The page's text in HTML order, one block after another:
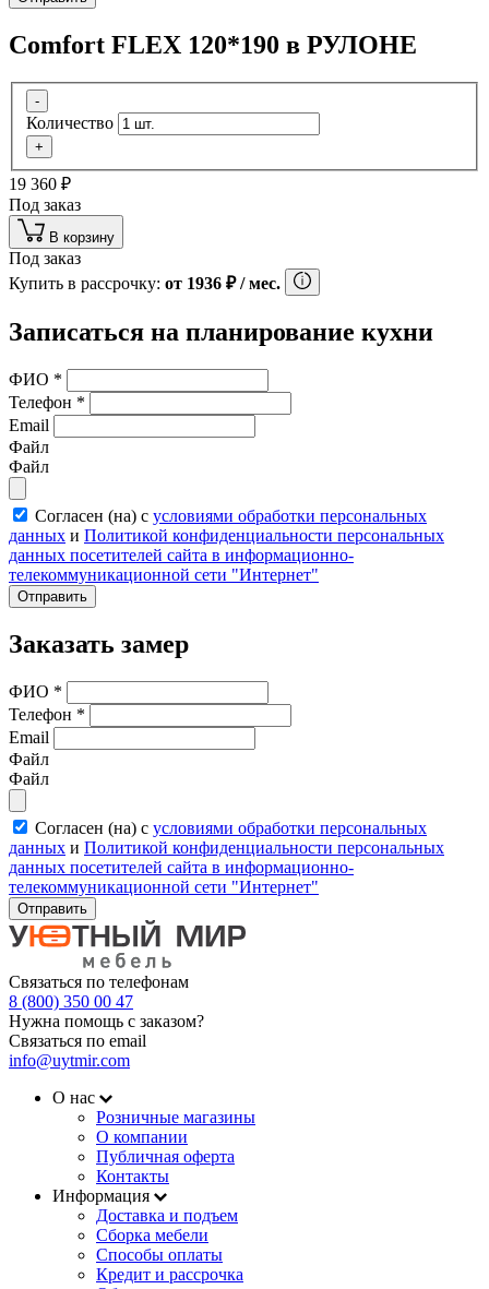
Comfort FLEX 120*190 в РУЛОНЕ
-
Количество
+
19 360 ₽
Под заказ
В корзину
Под заказ
Купить в рассрочку: от 1936 ₽/ мес.
Записаться на планирование кухни
ФИО *
Телефон *
Email
Файл
Файл
Согласен (на) с условиями обработки персональных
данных и Политикой конфиденциальности персональных
данных посетителей сайта в информационно-
телекоммуникационной сети "Интернет"
Отправить
Заказать замер
ФИО *
Телефон *
Email
Файл
Файл
Согласен (на) с условиями обработки персональных
данных и Политикой конфиденциальности персональных
данных посетителей сайта в информационно-
телекоммуникационной сети "Интернет"
Отправить
Связаться по телефонам
8 (800) 350 00 47
Нужна помощь с заказом?
Связаться по email
info@uytmir.com
О нас
Розничные магазины
О компании
Публичная оферта
Контакты
Информация
Доставка и подъем
Сборка мебели
Способы оплаты
Кредит и рассрочка